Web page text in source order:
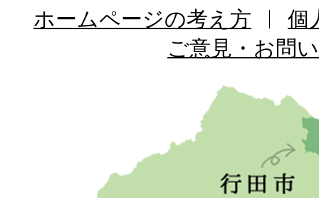
ホームページの考え方
個
ご意見・お問